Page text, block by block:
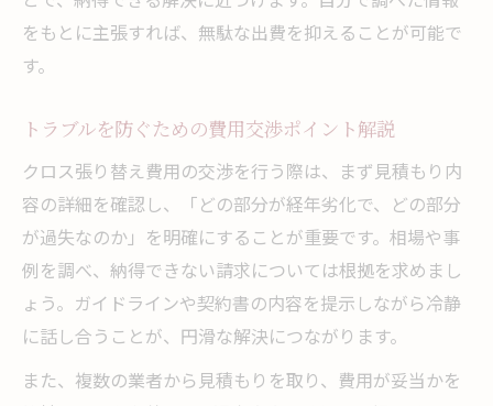
をもとに主張すれば、無駄な出費を抑えることが可能で
す。
トラブルを防ぐための費用交渉ポイント解説
クロス張り替え費用の交渉を行う際は、まず見積もり内
容の詳細を確認し、「どの部分が経年劣化で、どの部分
が過失なのか」を明確にすることが重要です。相場や事
例を調べ、納得できない請求については根拠を求めまし
ょう。ガイドラインや契約書の内容を提示しながら冷静
に話し合うことが、円滑な解決につながります。
また、複数の業者から見積もりを取り、費用が妥当かを